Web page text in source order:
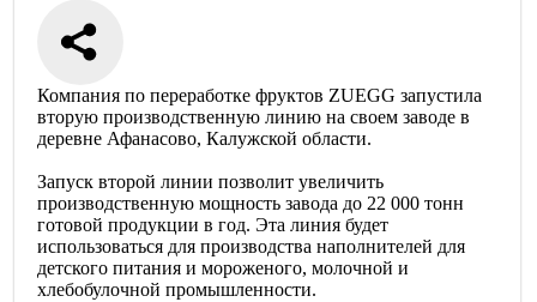
Компания по переработке фруктов ZUEGG запустила
вторую производственную линию на своем заводе в
деревне Афанасово, Калужской области.
Запуск второй линии позволит увеличить
производственную мощность завода до 22 000 тонн
готовой продукции в год. Эта линия будет
использоваться для производства наполнителей для
детского питания и мороженого, молочной и
хлебобулочной промышленности.